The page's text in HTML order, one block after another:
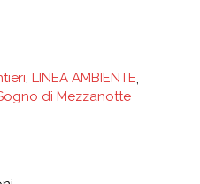
LINEA AMBIENTE
di Mezzanotte